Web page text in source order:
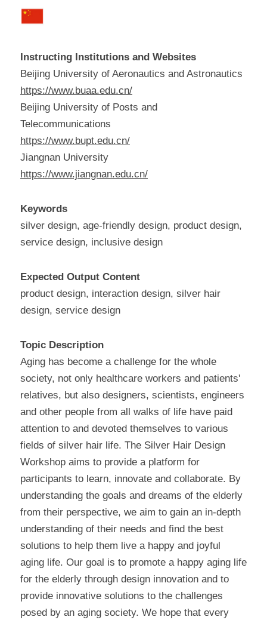
Instructing Institutions and Websites
Beijing University of Aeronautics and Astronautics
https://www.buaa.edu.cn/
Beijing University of Posts and
Telecommunications
https://www.bupt.edu.cn/
Jiangnan University
https://www.jiangnan.edu.cn/
Keywords
silver design, age-friendly design, product design,
service design, inclusive design
Expected Output Content
product design, interaction design, silver hair
design, service design
Topic Description
Aging has become a challenge for the whole
society, not only healthcare workers and patients'
relatives, but also designers, scientists, engineers
and other people from all walks of life have paid
attention to and devoted themselves to various
fields of silver hair life. The Silver Hair Design
Workshop aims to provide a platform for
participants to learn, innovate and collaborate. By
understanding the goals and dreams of the elderly
from their perspective, we aim to gain an in-depth
understanding of their needs and find the best
solutions to help them live a happy and joyful
aging life. Our goal is to promote a happy aging life
for the elderly through design innovation and to
provide innovative solutions to the challenges
posed by an aging society. We hope that every